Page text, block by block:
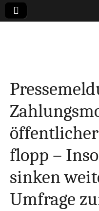
&
flopp –
sinken
Umfrage